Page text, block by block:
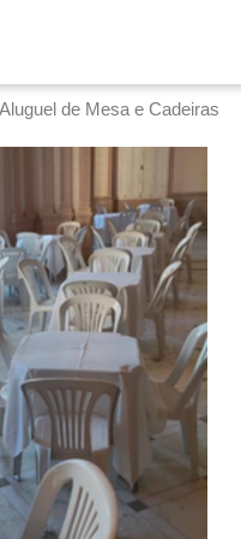
Aluguel de Mesa e Cadeiras